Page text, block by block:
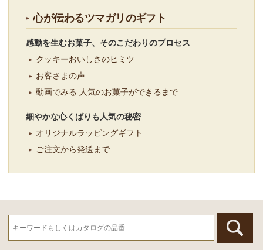
心が伝わるツマガリのギフト
感動を生むお菓子、そのこだわりのプロセス
クッキーおいしさのヒミツ
お客さまの声
動画でみる 人気のお菓子ができるまで
細やかな心くばりも人気の秘密
オリジナルラッピングギフト
ご注文から発送まで